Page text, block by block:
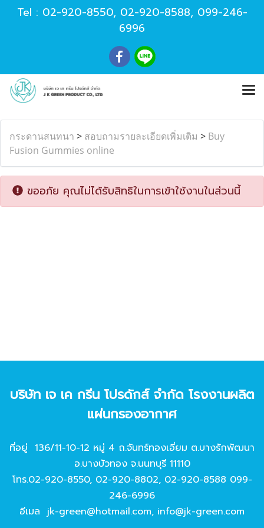
Tel : 02-920-8550, 02-920-8588, 099-246-
6996
กระดานสนทนา > สอบถามรายละเอียดเพิ่มเติม > Buy
Fusion Gummies online
ขออภัย คุณไม่ได้รับสิทธิในการเข้าใช้งานในส่วนนี้
บริษัท เจ เค กรีน โปรดักส์ จํากัด โรงงานผลิต
แผ่นกรองอากาศ
ที่อยู่ 136/11-10-12 หมู่ 4 ถ.จันทร์ทองเอี่ยม ต.บางรักพัฒนา
อ.บางบัวทอง จ.นนทบุรี 11110
โทร.02-920-8550, 02-920-8802, 02-920-8588 099-
246-6996
อีเมล jk-green@hotmail.com, info@jk-green.com